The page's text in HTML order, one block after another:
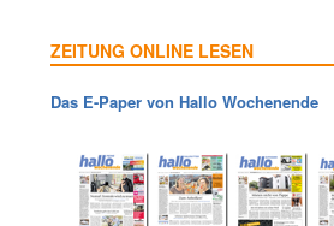
ZEITUNG ONLINE LESEN
Das E-Paper von Hallo Wochenende